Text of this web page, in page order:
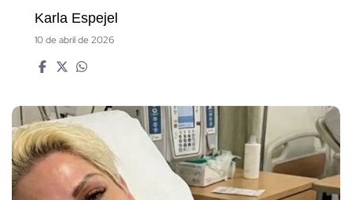
Karla Espejel
10 de abril de 2026